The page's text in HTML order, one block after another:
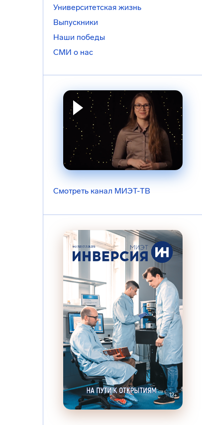
Университетская жизнь
Выпускники
Наши победы
СМИ о нас
Смотреть канал МИЭТ-ТВ